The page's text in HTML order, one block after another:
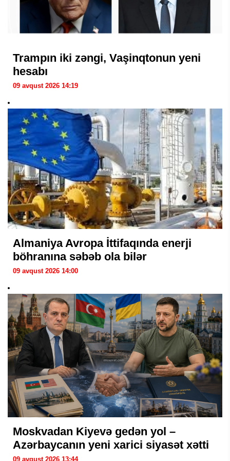
Trampın iki zəngi, Vaşinqtonun yeni
hesabı
09 avqust 2026 14:19
Almaniya Avropa İttifaqında enerji
böhranına səbəb ola bilər
09 avqust 2026 14:00
Moskvadan Kiyevə gedən yol –
Azərbaycanın yeni xarici siyasət xətti
09 avqust 2026 13:44